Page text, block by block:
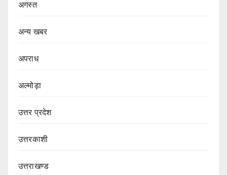
अगस्त
अन्य खबर
अपराध
अल्मोड़ा
उत्तर प्रदेश
उत्तरकाशी
उत्तराखण्ड